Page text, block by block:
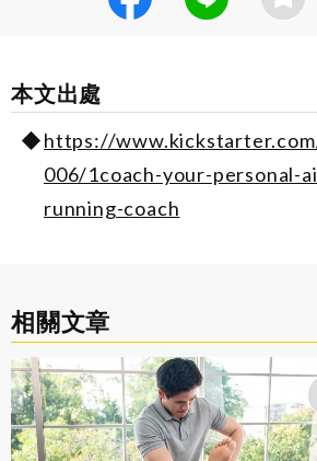
本文出處
https://
006/1coach-your-personal-
running-coach
相關文章